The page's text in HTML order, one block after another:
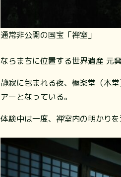
通常非公開の国宝「禅室」
ならまちに位置する世界遺産 元興
静寂に包まれる夜、極楽堂（本
アーとなっている。
体験中は一度、禅室内の明かり